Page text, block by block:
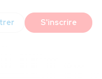
S'inscrire